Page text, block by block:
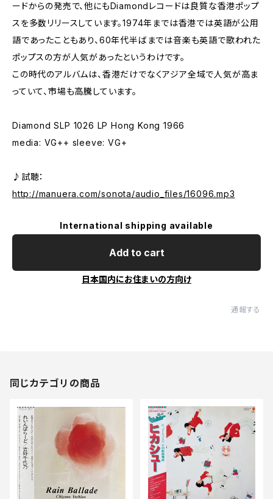
ードからの発売で、他にもDiamondレコードは良質な香港ポップ
スを多数リリースしています。1974年までは香港では英語が公用
語であったこともあり、60年代半ばまでは音楽も英語で歌われた
ポップスの方が人気があったというわけです。
この時代のアルバムは、香港だけでなくアジア全域で人気が高ま
っていて、市場も高騰しています。
Diamond SLP 1026 LP Hong Kong 1966
media: VG++ sleeve: VG+
♪試聴：
http://manuera.com/sonota/audio_files/16096.mp3
International shipping available
Add to cart
日本国内にお住まいの方向け
通報する
同じカテゴリの商品